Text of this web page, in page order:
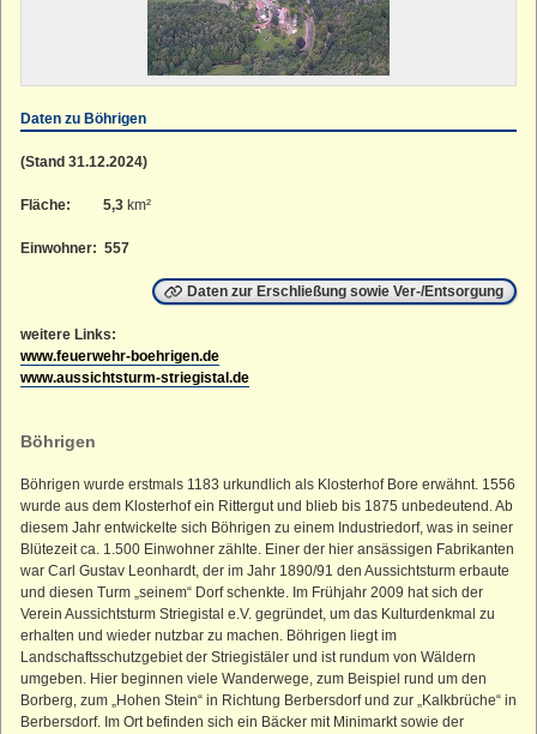
Straußenhof
Kleiner Lichtenstein
Großer Lichtenstein
Daten zu Böhrigen
(Stand 31.12.2024)
Fläche: 5,3km²
Einwohner: 557
Daten zur Erschließung sowie Ver-/Entsorgung
weitere Links:
www.feuerwehr-boehrigen.de
www.aussichtsturm-striegistal.de
Böhrigen
Böhrigen wurde erstmals 1183 urkundlich als Klosterhof Bore erwähnt. 1556
wurde aus dem Klosterhof ein Rittergut und blieb bis 1875 unbedeutend. Ab
diesem Jahr entwickelte sich Böhrigen zu einem Industriedorf, was in seiner
Blütezeit ca. 1.500 Einwohner zählte. Einer der hier ansässigen Fabrikanten
war Carl Gustav Leonhardt, der im Jahr 1890/91 den Aussichtsturm erbaute
und diesen Turm „seinem“ Dorf schenkte. Im Frühjahr 2009 hat sich der
Verein Aussichtsturm Striegistal e.V. gegründet, um das Kulturdenkmal zu
erhalten und wieder nutzbar zu machen. Böhrigen liegt im
Landschaftsschutzgebiet der Striegistäler und ist rundum von Wäldern
umgeben. Hier beginnen viele Wanderwege, zum Beispiel rund um den
Borberg, zum „Hohen Stein“ in Richtung Berbersdorf und zur „Kalkbrüche“ in
Berbersdorf. Im Ort befinden sich ein Bäcker mit Minimarkt sowie der